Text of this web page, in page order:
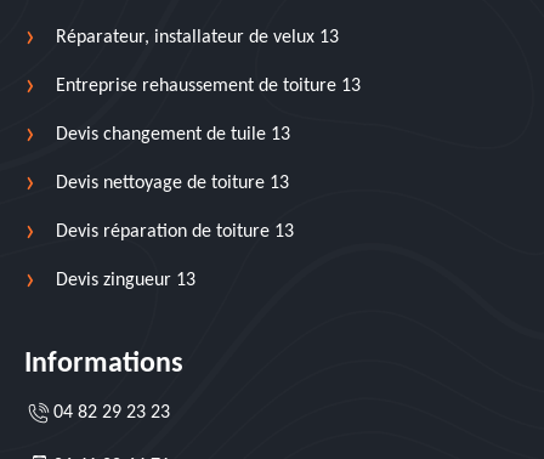
Réparateur, installateur de velux 13
Entreprise rehaussement de toiture 13
Devis changement de tuile 13
Devis nettoyage de toiture 13
Devis réparation de toiture 13
Devis zingueur 13
Informations
04 82 29 23 23